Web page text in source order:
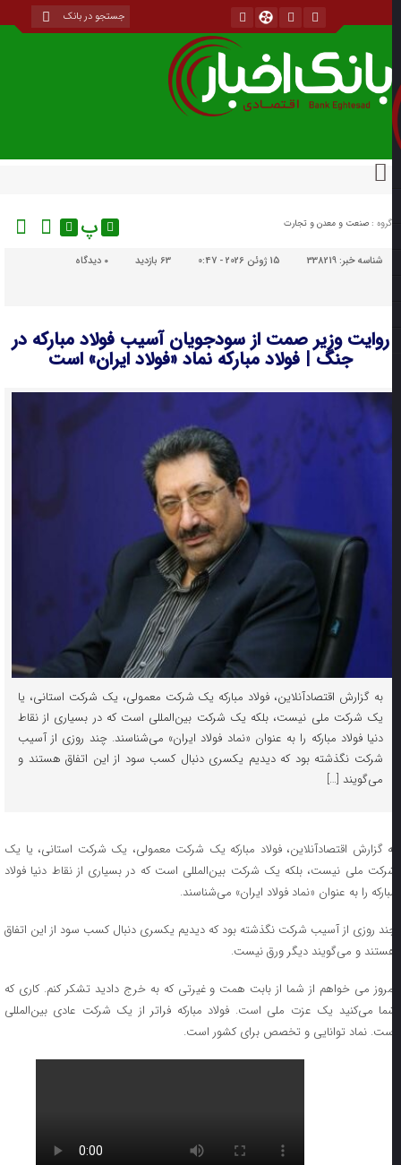
گروه :صنعت و معدن و تجارت پ
شناسه خبر:338219 15 ژوئن 2026 - 0:47 63 بازدید دیدگاه
روایت وزیر صمت از سودجویان آسیب فولاد مبارکه در
جنگ | فولاد مبارکه نماد «فولاد ایران» است
به گزارش اقتصادآنلاین، فولاد مبارکه یک شرکت معمولی، یک شرکت استانی، یا
یک شرکت ملی نیست، بلکه یک شرکت بین‌المللی است که در بسیاری از نقاط
دنیا فولاد مبارکه را به عنوان «نماد فولاد ایران» می‌شناسند. چند روزی از آسیب
شرکت نگذشته بود که دیدیم یکسری دنبال کسب سود از این اتفاق هستند و
می‌گویند […]
گزارش اقتصادآنلاین، فولاد مبارکه یک شرکت معمولی، یک شرکت استانی، یا یک
ملی نیست، بلکه یک شرکت بین‌المللی است که در بسیاری از نقاط دنیا فولاد
را به عنوان «نماد فولاد ایران» می‌شناسند.
روزی از آسیب شرکت نگذشته بود که دیدیم یکسری دنبال کسب سود از این اتفاق
و می‌گویند دیگر ورق نیست.
می خواهم از شما از بابت همت و غیرتی که به خرج دادید تشکر کنم. کاری که
می‌کنید یک عزت ملی است. فولاد مبارکه فراتر از یک شرکت عادی بین‌المللی
نماد توانایی و تخصص برای کشور است.